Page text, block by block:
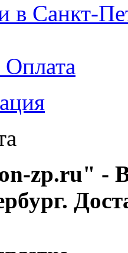
в Санкт-
Оплата
zp.ru" -